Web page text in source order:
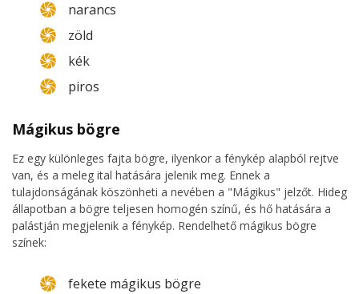
narancs
zöld
kék
piros
Mágikus bögre
Ez egy különleges fajta bögre, ilyenkor a fénykép alapból rejtve
van, és a meleg ital hatására jelenik meg. Ennek a
tulajdonságának köszönheti a nevében a "Mágikus" jelzőt. Hideg
állapotban a bögre teljesen homogén színű, és hő hatására a
palástján megjelenik a fénykép. Rendelhető mágikus bögre
színek:
fekete mágikus bögre